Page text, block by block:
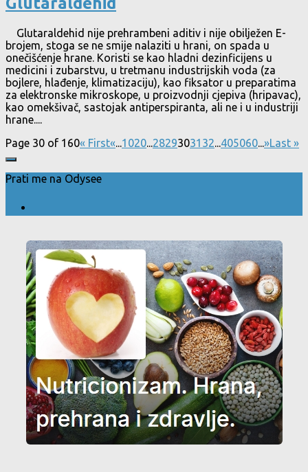
Glutaraldehid nije prehrambeni aditiv i nije obilježen E-
brojem, stoga se ne smije nalaziti u hrani, on spada u
onečišćenje hrane. Koristi se kao hladni dezinficijens u
medicini i zubarstvu, u tretmanu industrijskih voda (za
bojlere, hlađenje, klimatizaciju), kao fiksator u preparatima
za elektronske mikroskope, u proizvodnji cjepiva (hripavac),
kao omekšivač, sastojak antiperspiranta, ali ne i u industriji
hrane....
Page 30 of 160« First«...1020...28293031 32...405060...»Last »
Prati me na Odysee